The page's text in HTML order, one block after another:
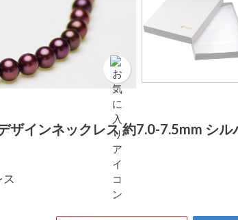
ザインネックレス 約7.0-7.5mm シル
ス